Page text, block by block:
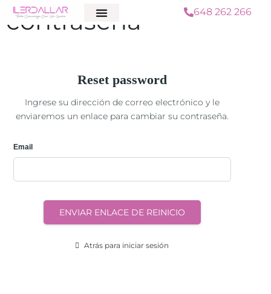
648 262 266
contraseña
Reset password
Ingrese su dirección de correo electrónico y le
enviaremos un enlace para cambiar su contraseña.
Email
ENVIAR ENLACE DE REINICIO
Atrás para iniciar sesión